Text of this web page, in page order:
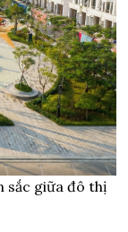
sắc giữa đô thị